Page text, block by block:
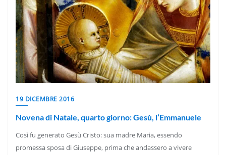
19 DICEMBRE 2016
Novena di Natale, quarto giorno: Gesù, l’Emmanuele
Così fu generato Gesù Cristo: sua madre Maria, essendo
promessa sposa di Giuseppe, prima che andassero a vivere